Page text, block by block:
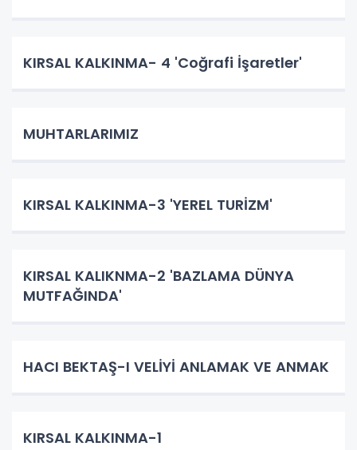
KIRSAL KALKINMA- 4 'Coğrafi İşaretler'
MUHTARLARIMIZ
KIRSAL KALKINMA-3 'YEREL TURİZM'
KIRSAL KALIKNMA-2 'BAZLAMA DÜNYA
MUTFAĞINDA'
HACI BEKTAŞ-I VELİYİ ANLAMAK VE ANMAK
KIRSAL KALKINMA-1